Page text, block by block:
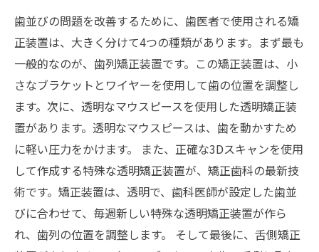
歯並びの問題を改善するために、歯医者で使用される矯
正装置は、大きく分けて4つの種類があります。まず最も
一般的なのが、歯列矯正装置です。この矯正装置は、小
さなブラケットとワイヤーを使用して歯の位置を調整し
ます。次に、透明なマウスピースを使用した透明矯正装
置があります。透明なマウスピースは、歯を動かすため
に軽い圧力をかけます。 また、正確な3Dスキャンを使用
して作成する特殊な透明矯正装置が、矯正歯科の最新技
術です。矯正装置は、透明で、歯科医師が設定した歯並
びに合わせて、毎週新しい特殊な透明矯正装置が作ら
れ、歯列の位置を調整します。 そして最後に、舌側矯正